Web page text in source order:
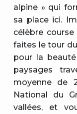
alpine » qui
sa place ici.
célèbre
faites le tour
pour la
paysages
moyenne de
National du
vallées, et